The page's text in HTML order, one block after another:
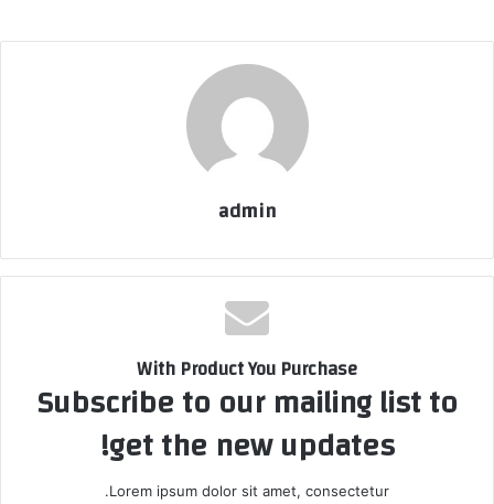
admin
With Product You Purchase
Subscribe to our mailing list to
get the new updates!
Lorem ipsum dolor sit amet, consectetur.